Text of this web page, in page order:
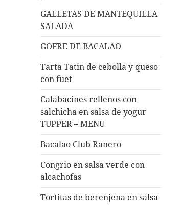
GALLETAS DE MANTEQUILLA
SALADA
GOFRE DE BACALAO
Tarta Tatin de cebolla y queso
con fuet
Calabacines rellenos con
salchicha en salsa de yogur
TUPPER – MENU
Bacalao Club Ranero
Congrio en salsa verde con
alcachofas
Tortitas de berenjena en salsa